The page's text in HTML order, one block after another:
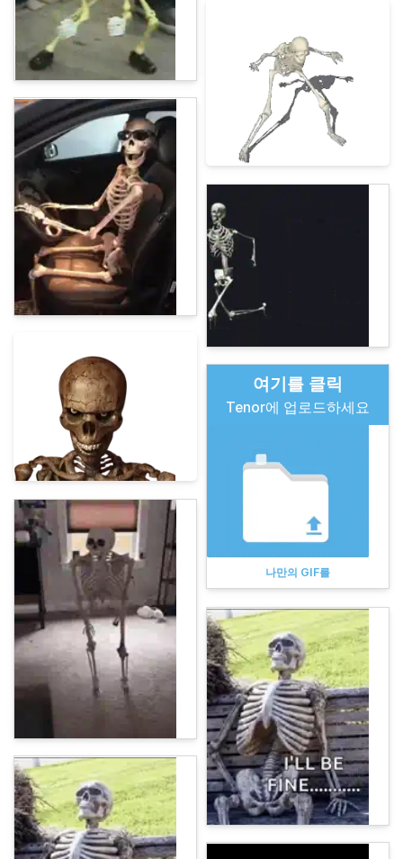
여기를 클릭
Tenor에 업로드하세요
나만의 GIF를